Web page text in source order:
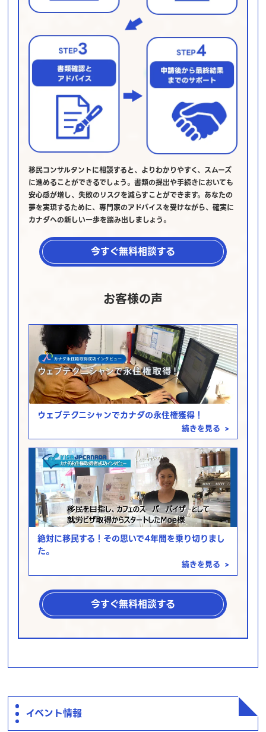
移民コンサルタントに相談すると、よりわかりやすく、スムーズ
に進めることができるでしょう。書類の提出や手続きにおいても
安心感が増し、失敗のリスクを減らすことができます。あなたの
夢を実現するために、専門家のアドバイスを受けながら、確実に
カナダへの新しい一歩を踏み出しましょう。
今すぐ無料相談する
お客様の声
ウェブテクニシャンでカナダの永住権獲得！
続きを見る >
絶対に移民する！その思いで4年間を乗り切りまし
た。
続きを見る >
今すぐ無料相談する
イベント情報